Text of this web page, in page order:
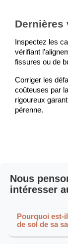
Dernières
Inspectez les
vérifiant
fissures ou de
Corriger les
coûteuses par
rigoureux
pérenne.
Nous
intéresser
Pourquoi est-
de sol de sa